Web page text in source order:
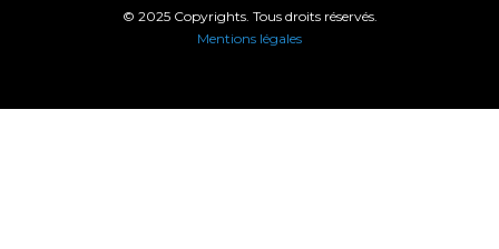
© 2025 Copyrights. Tous droits réservés.
Mentions légales